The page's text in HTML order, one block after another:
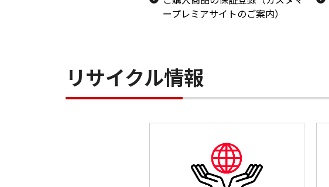
ープレミアサイトのご案内）
リサイクル情報